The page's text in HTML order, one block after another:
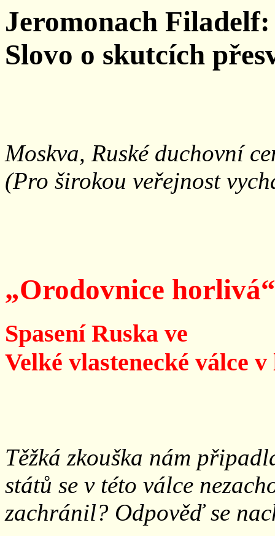
Jeromonach Filadelf:
Slovo o skutcích
Moskva, Ruské duchovní
(Pro širokou veřejnost
„Orodovnice horlivá“
Spasení Ruska ve
Velké vlastenecké válce v
Těžká zkouška nám
států se v této válce
zachránil? Odpověď se